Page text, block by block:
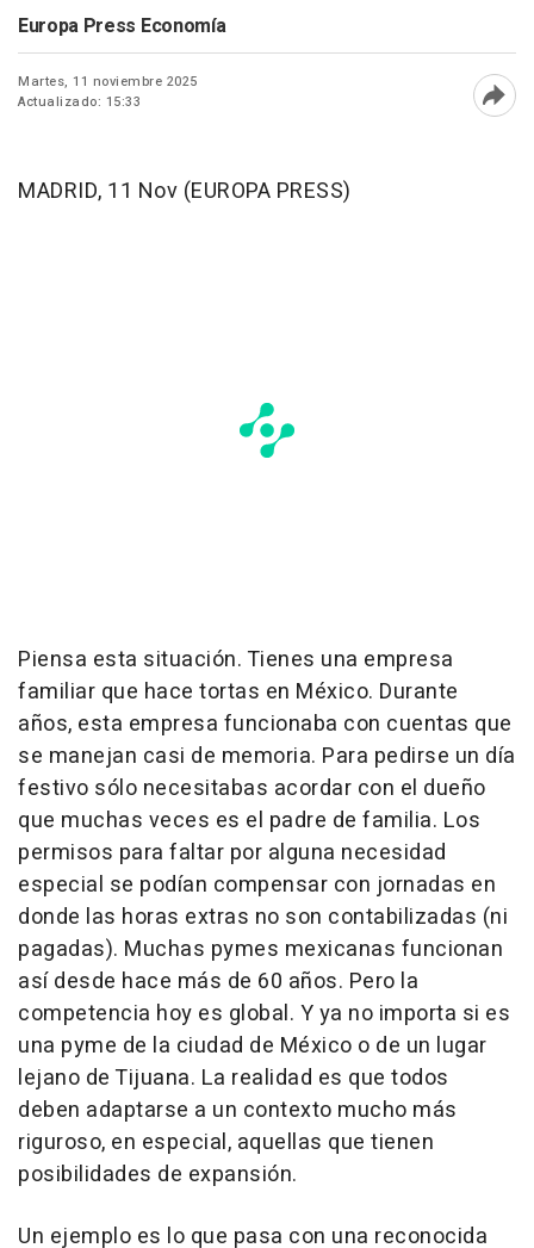
Europa Press Economía
Martes, 11 noviembre 2025
Actualizado: 15:33
MADRID, 11 Nov (EUROPA PRESS)
Piensa esta situación. Tienes una empresa
familiar que hace tortas en México. Durante
años, esta empresa funcionaba con cuentas que
se manejan casi de memoria. Para pedirse un día
festivo sólo necesitabas acordar con el dueño
que muchas veces es el padre de familia. Los
permisos para faltar por alguna necesidad
especial se podían compensar con jornadas en
donde las horas extras no son contabilizadas (ni
pagadas). Muchas pymes mexicanas funcionan
así desde hace más de 60 años. Pero la
competencia hoy es global. Y ya no importa si es
una pyme de la ciudad de México o de un lugar
lejano de Tijuana. La realidad es que todos
deben adaptarse a un contexto mucho más
riguroso, en especial, aquellas que tienen
posibilidades de expansión.
Un ejemplo es lo que pasa con una reconocida